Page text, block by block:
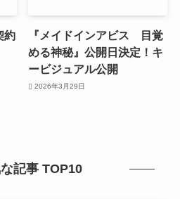
約
『メイドインアビス 目覚
める神秘』公開日決定！キ
ービジュアル公開
2026年3月29日
記事 TOP10